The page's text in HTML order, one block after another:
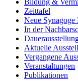
Zeittafel
Neue
In der
Aktuelle
Vergangene
Veranstaltungen
Publikationen